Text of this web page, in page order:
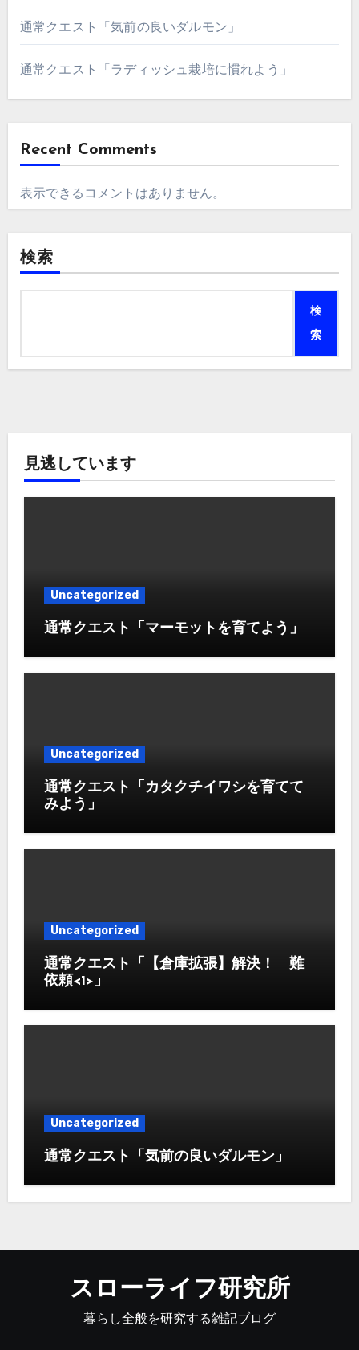
通常クエスト「気前の良いダルモン」
通常クエスト「ラディッシュ栽培に慣れよう」
Recent Comments
表示できるコメントはありません。
検索
検
索
見逃しています
Uncategorized
通常クエスト「マーモットを育てよう」
Uncategorized
通常クエスト「カタクチイワシを育てて
みよう」
Uncategorized
通常クエスト「【倉庫拡張】解決！ 難
依頼<1>」
Uncategorized
通常クエスト「気前の良いダルモン」
スローライフ研究所
暮らし全般を研究する雑記ブログ